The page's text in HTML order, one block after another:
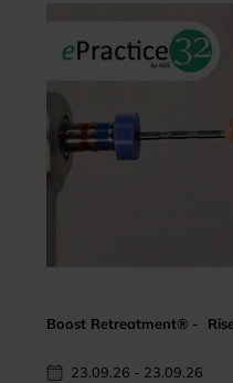
Boost Retreatment® -
23.09.26 - 23.09.26